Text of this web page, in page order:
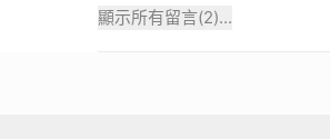
顯示所有留言(2)...